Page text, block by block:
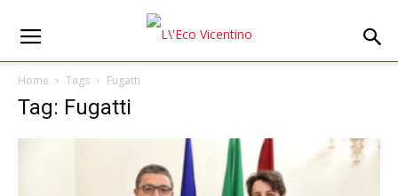
Home Tags Fugatti
Tag: Fugatti